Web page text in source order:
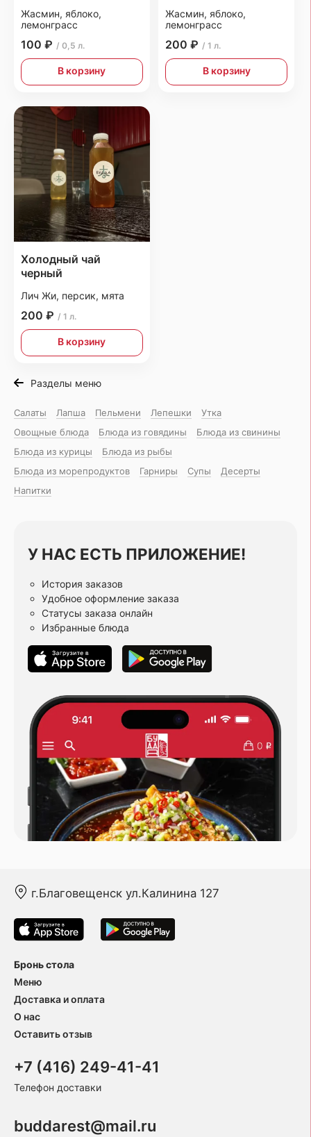
Жасмин, яблоко,
лемонграсс
100 ₽ / 0,5 л.
В корзину
Жасмин, яблоко,
лемонграсс
200 ₽ / 1 л.
В корзину
Холодный чай
черный
Лич Жи, персик, мята
200 ₽ / 1 л.
В корзину
Разделы меню
Салаты Лапша Пельмени Лепешки
Утка
Овощные блюда
Блюда из говядины
Блюда из свинины
Блюда из курицы
Блюда из рыбы
Блюда из морепродуктов
Гарниры Супы
Десерты
Напитки
У НАС ЕСТЬ ПРИЛОЖЕНИЕ!
История заказов
Удобное оформление заказа
Статусы заказа онлайн
Избранные блюда
г.Благовещенск ул.Калинина 127
Бронь стола
Меню
Доставка и оплата
О нас
Оставить отзыв
+7 (416) 249-41-41
Телефон доставки
buddarest@mail.ru